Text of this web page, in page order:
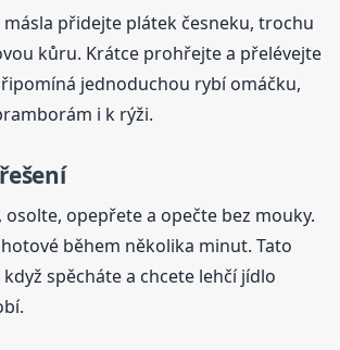
másla přidejte plátek česneku, trochu
kůru. Krátce prohřejte a přelévejte
jednoduchou rybí omáčku,
i k rýži.
osolte, opepřete a opečte bez mouky.
během několika minut. Tato
spěcháte a chcete lehčí jídlo